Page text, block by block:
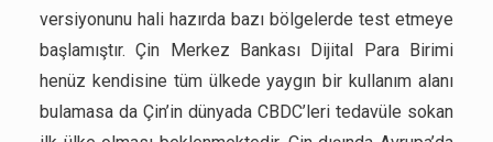
versiyonunu hali hazırda bazı bölgelerde test etmeye
başlamıştır. Çin Merkez Bankası Dijital Para Birimi
henüz kendisine tüm ülkede yaygın bir kullanım alanı
bulamasa da Çin’in dünyada CBDC’leri tedavüle sokan